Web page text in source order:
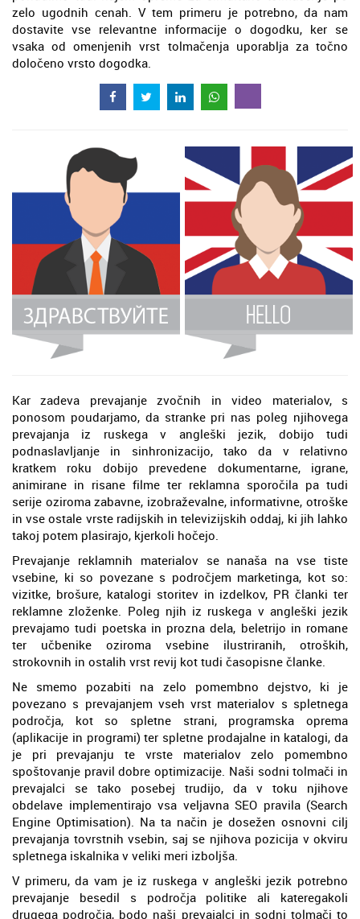
zelo ugodnih cenah. V tem primeru je potrebno, da nam
dostavite vse relevantne informacije o dogodku, ker se
vsaka od omenjenih vrst tolmačenja uporablja za točno
določeno vrsto dogodka.
Kar zadeva prevajanje zvočnih in video materialov, s
ponosom poudarjamo, da stranke pri nas poleg njihovega
prevajanja iz ruskega v angleški jezik, dobijo tudi
podnaslavljanje in sinhronizacijo, tako da v relativno
kratkem roku dobijo prevedene dokumentarne, igrane,
animirane in risane filme ter reklamna sporočila pa tudi
serije oziroma zabavne, izobraževalne, informativne, otroške
in vse ostale vrste radijskih in televizijskih oddaj, ki jih lahko
takoj potem plasirajo, kjerkoli hočejo.
Prevajanje reklamnih materialov se nanaša na vse tiste
vsebine, ki so povezane s področjem marketinga, kot so:
vizitke, brošure, katalogi storitev in izdelkov, PR članki ter
reklamne zloženke. Poleg njih iz ruskega v angleški jezik
prevajamo tudi poetska in prozna dela, beletrijo in romane
ter učbenike oziroma vsebine ilustriranih, otroških,
strokovnih in ostalih vrst revij kot tudi časopisne članke.
Ne smemo pozabiti na zelo pomembno dejstvo, ki je
povezano s prevajanjem vseh vrst materialov s spletnega
področja, kot so spletne strani, programska oprema
(aplikacije in programi) ter spletne prodajalne in katalogi, da
je pri prevajanju te vrste materialov zelo pomembno
spoštovanje pravil dobre optimizacije. Naši sodni tolmači in
prevajalci se tako posebej trudijo, da v toku njihove
obdelave implementirajo vsa veljavna SEO pravila (Search
Engine Optimisation). Na ta način je dosežen osnovni cilj
prevajanja tovrstnih vsebin, saj se njihova pozicija v okviru
spletnega iskalnika v veliki meri izboljša.
V primeru, da vam je iz ruskega v angleški jezik potrebno
prevajanje besedil s področja politike ali kateregakoli
drugega področja, bodo naši prevajalci in sodni tolmači to